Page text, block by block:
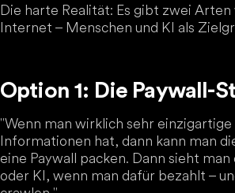
Die harte Realität: Es gibt zwei
Internet – Menschen und KI als
Option 1: Die Paywall-
"Wenn man wirklich sehr einzigartige
Informationen hat, dann kann man
eine Paywall packen. Dann sieht
oder KI, wenn man dafür bezahlt –